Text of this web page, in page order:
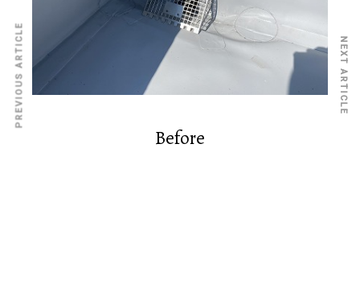
Before
PREVIOUS ARTICLE NEXT ARTICLE